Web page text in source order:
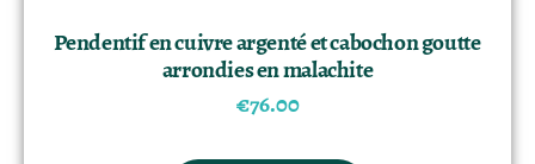
Pendentif en cuivre argenté et cabochon goutte
arrondies en malachite
€76.00